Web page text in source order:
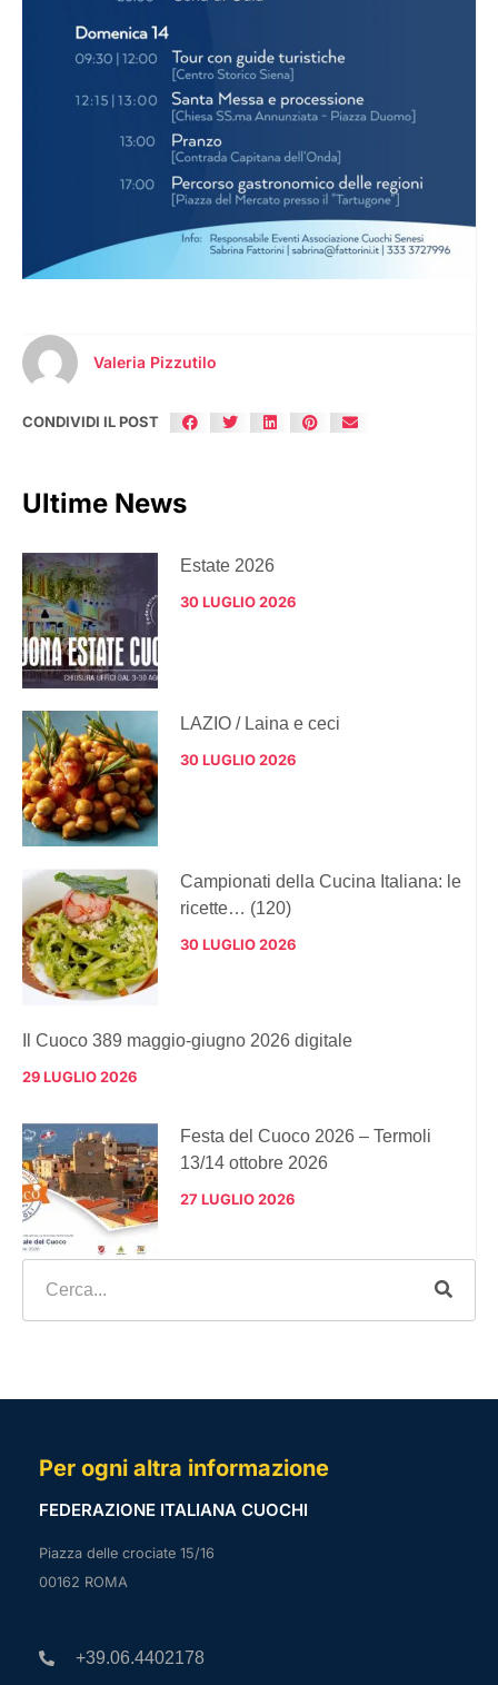
Valeria Pizzutilo
CONDIVIDI IL POST
Ultime News
Estate 2026
30 LUGLIO 2026
LAZIO / Laina e ceci
30 LUGLIO 2026
Campionati della Cucina Italiana: le
ricette… (120)
30 LUGLIO 2026
Il Cuoco 389 maggio-giugno 2026 digitale
29 LUGLIO 2026
Festa del Cuoco 2026 – Termoli
13/14 ottobre 2026
27 LUGLIO 2026
Per ogni altra informazione
FEDERAZIONE ITALIANA CUOCHI
Piazza delle crociate 15/16
00162 ROMA
+39.06.4402178